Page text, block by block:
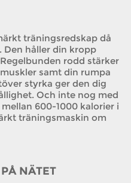
träningsredskap då
Den håller din kropp
rodd stärker
samt din rumpa
styrka ger den dig
Och inte nog med
600-1000 kalorier i
träningsmaskin om
NÄTET